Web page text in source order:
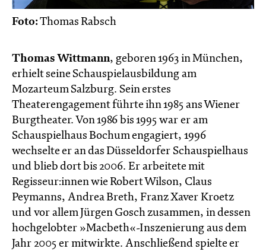
Foto:Thomas Rabsch
Thomas Wittmann, geboren 1963 in München,
erhielt seine Schauspielausbildung am
Mozarteum Salzburg. Sein erstes
Theaterengagement führte ihn 1985 ans Wiener
Burgtheater. Von 1986 bis 1995 war er am
Schauspielhaus Bochum engagiert, 1996
wechselte er an das Düsseldorfer Schauspielhaus
und blieb dort bis 2006. Er arbeitete mit
Regisseur:innen wie Robert Wilson, Claus
Peymanns, Andrea Breth, Franz Xaver Kroetz
und vor allem Jürgen Gosch zusammen, in dessen
hochgelobter »Macbeth«-Inszenierung aus dem
Jahr 2005 er mitwirkte. Anschließend spielte er